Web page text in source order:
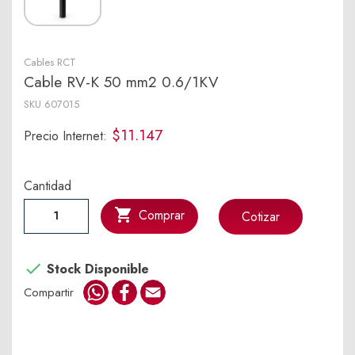
Cables RCT
Cable RV-K 50 mm2 0.6/1KV
SKU 607015
Precio Internet: $11.147
Cantidad
 Comprar
 Stock Disponible
Cotizar
Compartir WhatsApp
Facebook